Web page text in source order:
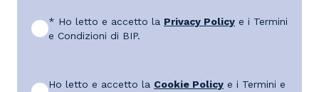
* Ho letto e accetto la Privacy Policy e i Termini
e Condizioni di BIP.
Ho letto e accetto la Cookie Policy e i Termini e